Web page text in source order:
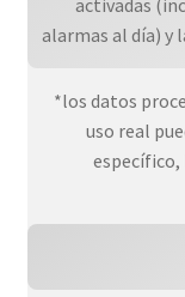
activadas
alarmas al día) y
*los datos
uso real
específico,